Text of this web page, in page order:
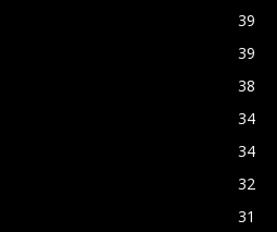
39
39
38
34
34
32
31